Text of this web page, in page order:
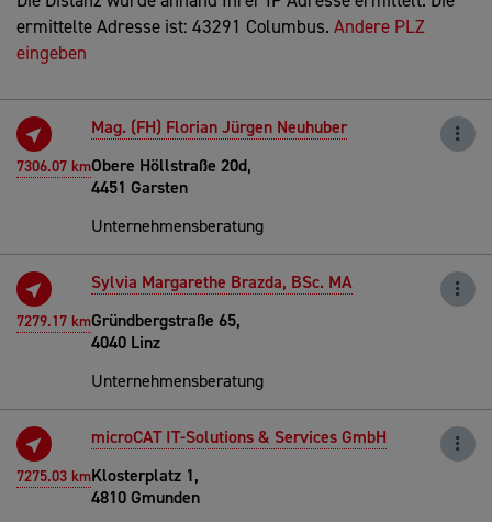
ermittelte Adresse ist: 43291 Columbus. Andere PLZ
eingeben
7306.07 km
Mag. (FH) Florian Jürgen Neuhuber
Obere Höllstraße 20d,
4451 Garsten
Unternehmensberatung
7279.17 km
Sylvia Margarethe Brazda, BSc. MA
Gründbergstraße 65,
4040 Linz
Unternehmensberatung
7275.03 km
microCAT IT-Solutions & Services GmbH
Klosterplatz 1,
4810 Gmunden